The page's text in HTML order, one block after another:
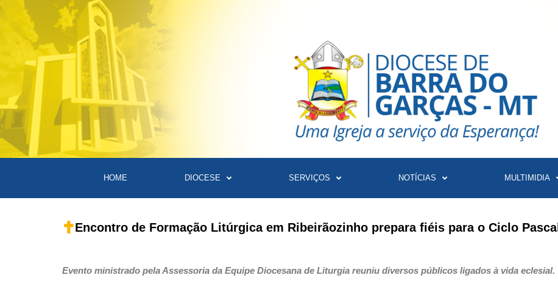
HOME DIOCESE SERVIÇOS NOTÍCIAS MULTIMIDIA
Encontro de Formação Litúrgica em Ribeirãozinho prepara fiéis para o Ciclo Pascal
Evento ministrado pela Assessoria da Equipe Diocesana de Liturgia reuniu diversos públicos ligados à vida eclesial.